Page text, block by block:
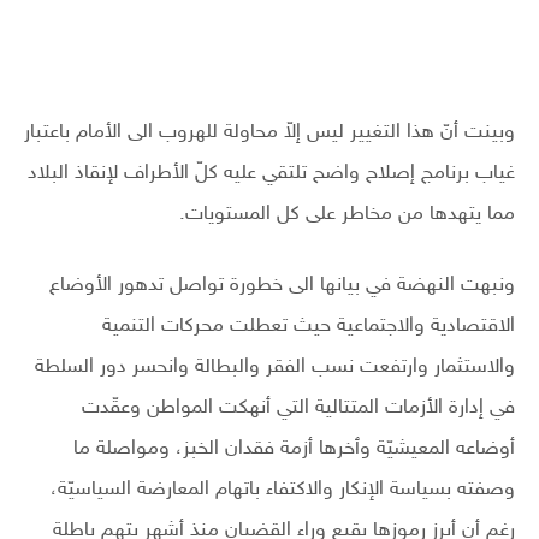
وبينت أنّ هذا التغيير ليس إلاّ محاولة للهروب الى الأمام باعتبار
غياب برنامج إصلاح واضح تلتقي عليه كلّ الأطراف لإنقاذ البلاد
مما يتهدها من مخاطر على كل المستويات.
ونبهت النهضة في بيانها الى خطورة تواصل تدهور الأوضاع
الاقتصادية والاجتماعية حيث تعطلت محركات التنمية
والاستثمار وارتفعت نسب الفقر والبطالة وانحسر دور السلطة
في إدارة الأزمات المتتالية التي أنهكت المواطن وعقّدت
أوضاعه المعيشيّة وٱخرها أزمة فقدان الخبز، ومواصلة ما
وصفته بسياسة الإنكار والاكتفاء باتهام المعارضة السياسيّة،
رغم أن أبرز رموزها يقبع وراء القضبان منذ أشهر بتهم باطلة